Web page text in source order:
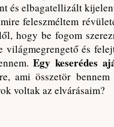
és elbagatellizált
feleszméltem
hogy be fogom
világmegrengető és
Egy keserédes
ami összetör
voltak az elvárásaim?